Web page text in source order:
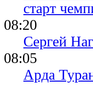
старт
08:20
Сергей
08:05
Арда